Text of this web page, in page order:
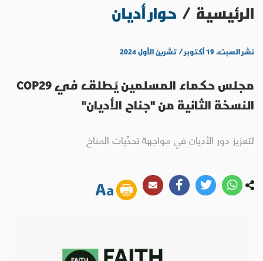
الرئيسية / حوار أديان
نشر السبت، ١٩ أكتوبر / تشرين الأول ٢٠٢٤
مجلس حكماء المسلمين يُطلق في COP29
النسخة الثانية من "جناح الأديان"
لتعزيز دور الأديان في مواجهة تحدِّيات المناخ